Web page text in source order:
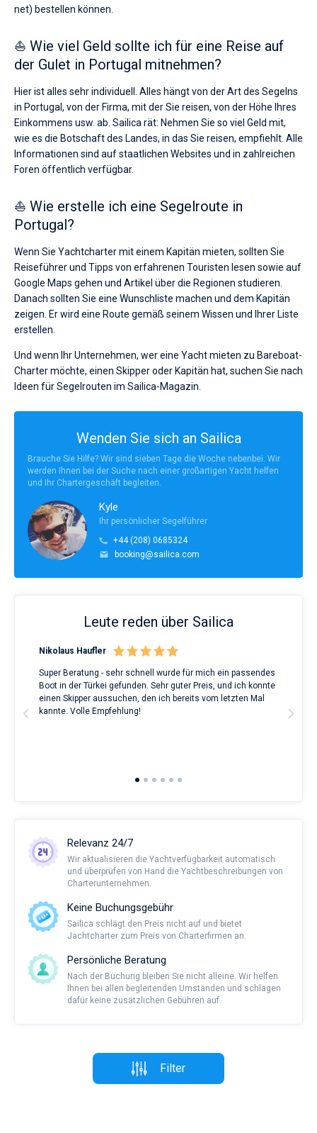
net) bestellen können.
⛵ Wie viel Geld sollte ich für eine Reise auf
der Gulet in Portugal mitnehmen?
Hier ist alles sehr individuell. Alles hängt von der Art des Segelns
in Portugal, von der Firma, mit der Sie reisen, von der Höhe Ihres
Einkommens usw. ab. Sailica rät: Nehmen Sie so viel Geld mit,
wie es die Botschaft des Landes, in das Sie reisen, empfiehlt. Alle
Informationen sind auf staatlichen Websites und in zahlreichen
Foren öffentlich verfügbar.
⛵ Wie erstelle ich eine Segelroute in
Portugal?
Wenn Sie Yachtcharter mit einem Kapitän mieten, sollten Sie
Reiseführer und Tipps von erfahrenen Touristen lesen sowie auf
Google Maps gehen und Artikel über die Regionen studieren.
Danach sollten Sie eine Wunschliste machen und dem Kapitän
zeigen. Er wird eine Route gemäß seinem Wissen und Ihrer Liste
erstellen.
Und wenn Ihr Unternehmen, wer eine Yacht mieten zu Bareboat-
Charter möchte, einen Skipper oder Kapitän hat, suchen Sie nach
Ideen für Segelrouten im Sailica-Magazin.
Wenden Sie sich an Sailica
Brauche Sie Hilfe? Wir sind sieben Tage die Woche nebenbei. Wir
werden Ihnen bei der Suche nach einer großartigen Yacht helfen
und Ihr Chartergeschäft begleiten.
Kyle
Ihr persönlicher Segelführer
+44 (208) 0685324
booking@sailica.com
Leute reden über Sailica
Nikolaus Haufler
Super Beratung - sehr schnell wurde für mich ein passendes
Boot in der Türkei gefunden. Sehr guter Preis, und ich konnte
einen Skipper aussuchen, den ich bereits vom letzten Mal
kannte. Volle Empfehlung!
Relevanz 24/7
Wir aktualisieren die Yachtverfügbarkeit automatisch
und überprüfen von Hand die Yachtbeschreibungen von
Charterunternehmen.
Keine Buchungsgebühr
Sailica schlägt den Preis nicht auf und bietet
Jachtcharter zum Preis von Charterfirmen an.
Persönliche Beratung
Nach der Buchung bleiben Sie nicht alleine. Wir helfen
Ihnen bei allen begleitenden Umständen und schlagen
dafür keine zusätzlichen Gebühren auf.
Filter